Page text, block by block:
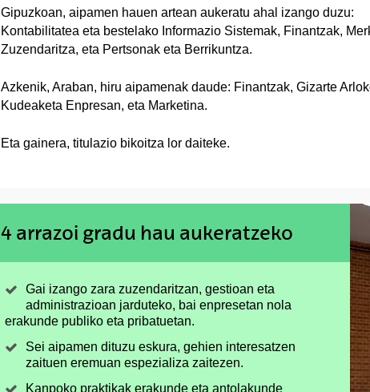
Gipuzkoan, aipamen hauen artean aukeratu ahal izango duzu:
Kontabilitatea eta bestelako Informazio Sistemak, Finantzak,
Zuzendaritza, eta Pertsonak eta Berrikuntza.
Azkenik, Araban, hiru aipamenak daude: Finantzak, Gizarte
Kudeaketa Enpresan, eta Marketina.
Eta gainera, titulazio bikoitza lor daiteke.
4 arrazoi gradu hau aukeratzeko
Gai izango zara zuzendaritzan, gestioan eta
administrazioan jarduteko, bai enpresetan nola
erakunde publiko eta pribatuetan.
Sei aipamen dituzu eskura, gehien interesatzen
zaituen eremuan espezializa zaitezen.
Kanpoko praktikak erakunde eta antolakunde